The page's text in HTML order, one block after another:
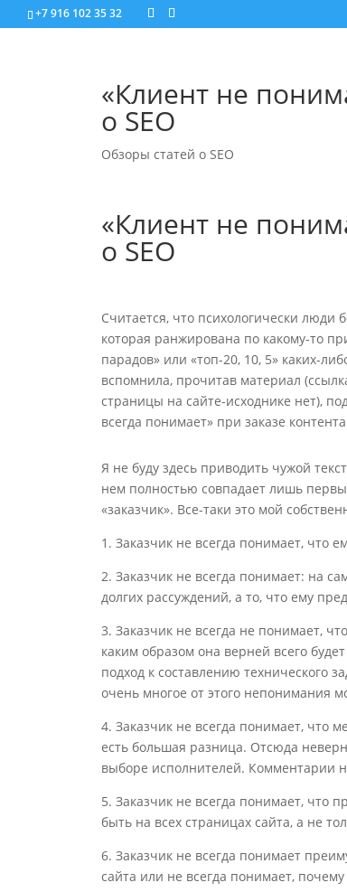
+7 916 102 35 32
«Клиент не
о SEO
Обзоры статей о SEO
«Клиент не
о SEO
Считается, что психологически
которая ранжирована по какому-то
парадов» или «топ-20, 10, 5» каких-
вспомнила, прочитав материал
страницы на сайте-исходнике нет),
всегда понимает» при заказе
Я не буду здесь приводить чужой
нем полностью совпадает лишь
«заказчик». Все-таки это мой
1. Заказчик не всегда понимает, что
2. Заказчик не всегда понимает: на
долгих рассуждений, а то, что ему
3. Заказчик не всегда не понимает,
каким образом она верней всего
подход к составлению технического
очень многое от этого непонимания
4. Заказчик не всегда понимает, что
есть большая разница. Отсюда
выборе исполнителей. Комментарии
5. Заказчик не всегда понимает, что
быть на всех страницах сайта, а не
6. Заказчик не всегда понимает
сайта или не всегда понимает,